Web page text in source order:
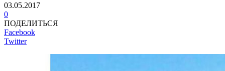
03.05.2017
0
ПОДЕЛИТЬСЯ
Facebook
Twitter